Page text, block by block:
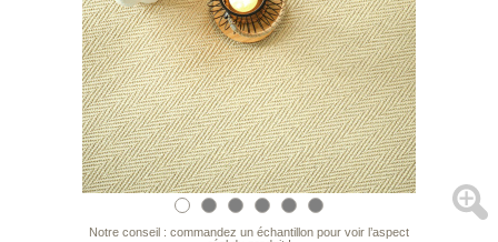
Notre conseil : commandez un échantillon pour voir l’aspect